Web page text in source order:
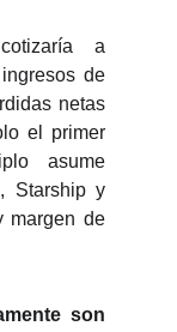
a
de
netas
el primer
asume
Starship y
margen de
son